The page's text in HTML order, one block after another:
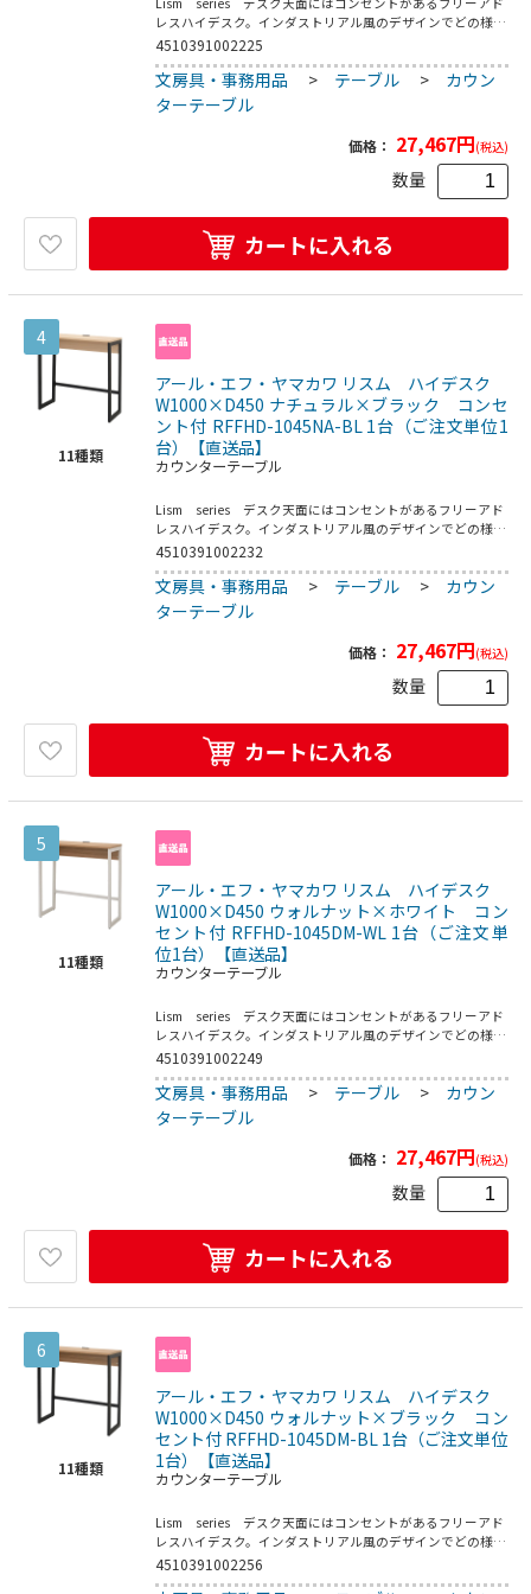
レスハイデスク。インダストリアル風のデザインでどの様な
空間にでもそれとなくご使用できます。コードの長さ：約
（2人以上で約25分）●重量：19．4kg●フレーム・脚部：
スチール（粉体塗装）／フック：スチール（クロームメッキ
仕上げ）／アジャスター：PP／コンセント：合成樹脂●定
格電圧：100V／屋内用●均等荷重：天板40kg●要プラスド
4510391002225
文房具・事務用品 > テーブル > カウン
ターテーブル
価格： 27,467円(税込)
数量
カートに入れる
4
11種類
アール・エフ・ヤマカワ リスム ハイデスク
W1000×D450 ナチュラル×ブラック コンセ
ント付 RFFHD-1045NA-BL 1台（ご注文単位1
台）【直送品】
カウンターテーブル
Lism series デスク天面にはコンセントがあるフリーアド
レスハイデスク。インダストリアル風のデザインでどの様な
空間にでもそれとなくご使用できます。コードの長さ：約
（2人以上で約25分）●重量：19．4kg●フレーム・脚部：
スチール（粉体塗装）／フック：スチール（クロームメッキ
仕上げ）／アジャスター：PP／コンセント：合成樹脂●定
格電圧：100V／屋内用●均等荷重：天板40kg●要プラスド
4510391002232
文房具・事務用品 > テーブル > カウン
ターテーブル
価格： 27,467円(税込)
数量
カートに入れる
5
11種類
アール・エフ・ヤマカワ リスム ハイデスク
W1000×D450 ウォルナット×ホワイト コン
セント付 RFFHD-1045DM-WL 1台（ご注文単
位1台）【直送品】
カウンターテーブル
Lism series デスク天面にはコンセントがあるフリーアド
レスハイデスク。インダストリアル風のデザインでどの様な
空間にでもそれとなくご使用できます。コードの長さ：約
（2人以上で約25分）●重量：19．4kg●フレーム・脚部：
スチール（粉体塗装）／フック：スチール（クロームメッキ
仕上げ）／アジャスター：PP／コンセント：合成樹脂●定
格電圧：100V／屋内用●均等荷重：天板40kg●要プラスド
4510391002249
文房具・事務用品 > テーブル > カウン
ターテーブル
価格： 27,467円(税込)
数量
カートに入れる
6
11種類
アール・エフ・ヤマカワ リスム ハイデスク
W1000×D450 ウォルナット×ブラック コン
セント付 RFFHD-1045DM-BL 1台（ご注文単位
1台）【直送品】
カウンターテーブル
Lism series デスク天面にはコンセントがあるフリーアド
レスハイデスク。インダストリアル風のデザインでどの様な
空間にでもそれとなくご使用できます。コードの長さ：約
4510391002256